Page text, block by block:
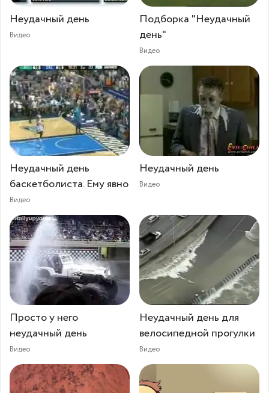
Неудачный день
Видео
Подборка "Неудачный
день"
Видео
Неудачный день
баскетболиста. Ему явно
Видео
Неудачный день
Видео
Просто у него
неудачный день
Видео
Неудачный день для
велосипедной прогулки
Видео